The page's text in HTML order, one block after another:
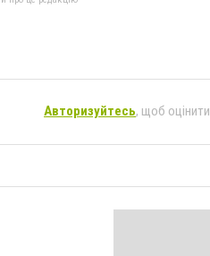
Авторизуйтесь, щоб оцінити